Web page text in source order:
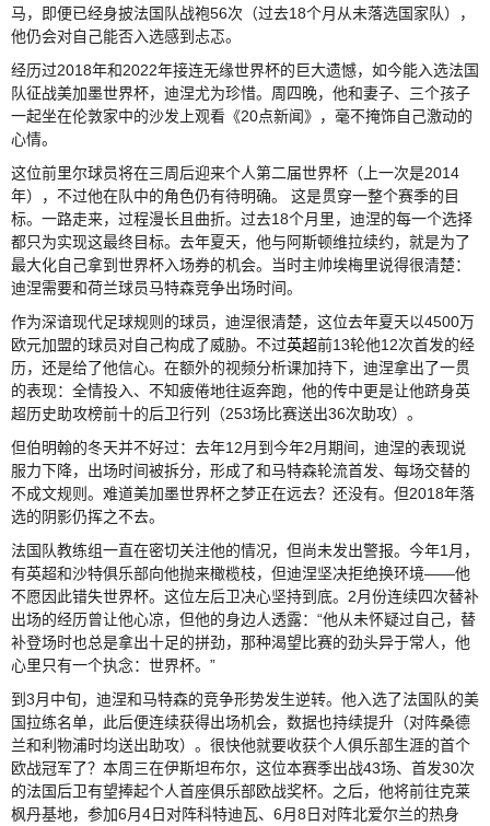
马，即便已经身披法国队战袍56次（过去18个月从未落选国家队），
他仍会对自己能否入选感到忐忑。
经历过2018年和2022年接连无缘世界杯的巨大遗憾，如今能入选法国
队征战美加墨世界杯，迪涅尤为珍惜。周四晚，他和妻子、三个孩子
一起坐在伦敦家中的沙发上观看《20点新闻》，毫不掩饰自己激动的
心情。
这位前里尔球员将在三周后迎来个人第二届世界杯（上一次是2014
年），不过他在队中的角色仍有待明确。 这是贯穿一整个赛季的目
标。一路走来，过程漫长且曲折。过去18个月里，迪涅的每一个选择
都只为实现这最终目标。去年夏天，他与阿斯顿维拉续约，就是为了
最大化自己拿到世界杯入场券的机会。当时主帅埃梅里说得很清楚：
迪涅需要和荷兰球员马特森竞争出场时间。
作为深谙现代足球规则的球员，迪涅很清楚，这位去年夏天以4500万
欧元加盟的球员对自己构成了威胁。不过英超前13轮他12次首发的经
历，还是给了他信心。在额外的视频分析课加持下，迪涅拿出了一贯
的表现：全情投入、不知疲倦地往返奔跑，他的传中更是让他跻身英
超历史助攻榜前十的后卫行列（253场比赛送出36次助攻）。
但伯明翰的冬天并不好过：去年12月到今年2月期间，迪涅的表现说
服力下降，出场时间被拆分，形成了和马特森轮流首发、每场交替的
不成文规则。难道美加墨世界杯之梦正在远去？还没有。但2018年落
选的阴影仍挥之不去。
法国队教练组一直在密切关注他的情况，但尚未发出警报。今年1月，
有英超和沙特俱乐部向他抛来橄榄枝，但迪涅坚决拒绝换环境——他
不愿因此错失世界杯。这位左后卫决心坚持到底。2月份连续四次替补
出场的经历曾让他心凉，但他的身边人透露：“他从未怀疑过自己，替
补登场时也总是拿出十足的拼劲，那种渴望比赛的劲头异于常人，他
心里只有一个执念：世界杯。”
到3月中旬，迪涅和马特森的竞争形势发生逆转。他入选了法国队的美
国拉练名单，此后便连续获得出场机会，数据也持续提升（对阵桑德
兰和利物浦时均送出助攻）。很快他就要收获个人俱乐部生涯的首个
欧战冠军了？本周三在伊斯坦布尔，这位本赛季出战43场、首发30次
的法国后卫有望捧起个人首座俱乐部欧战奖杯。之后，他将前往克莱
枫丹基地，参加6月4日对阵科特迪瓦、6月8日对阵北爱尔兰的热身